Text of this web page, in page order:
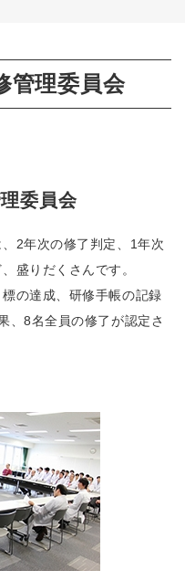
理委員会
委員会
2年次の修了判定、1年次
盛りだくさんです。
の達成、研修手帳の記録
、8名全員の修了が認定さ